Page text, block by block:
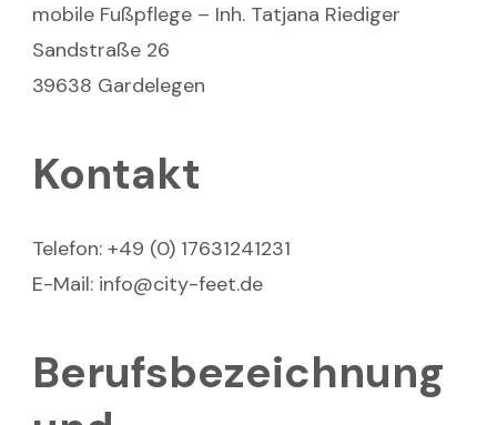
mobile Fußpflege – Inh. Tatjana Riediger
Sandstraße 26
39638 Gardelegen
Kontakt
Telefon: +49 (0) 17631241231
E-Mail: info@city-feet.de
Berufsbezeichnung